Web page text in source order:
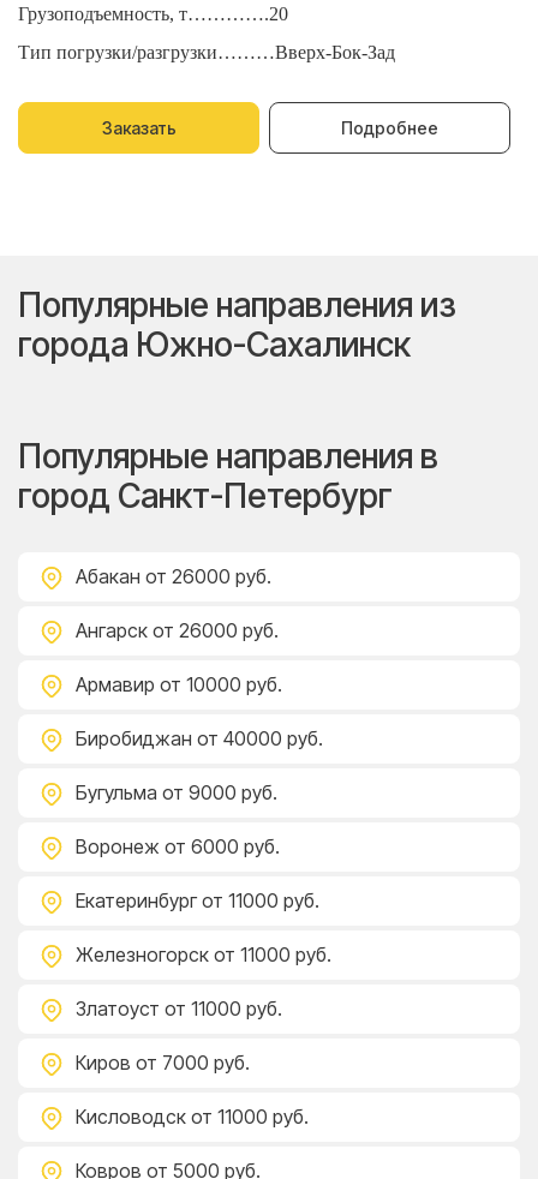
Грузоподъемность, т………….20
Тип погрузки/разгрузки………Вверх-Бок-Зад
Заказать Подробнее
Популярные направления из
города Южно-Сахалинск
Популярные направления в
город Санкт-Петербург
Абакан от 26000 руб.
Ангарск от 26000 руб.
Армавир от 10000 руб.
Биробиджан от 40000 руб.
Бугульма от 9000 руб.
Воронеж от 6000 руб.
Екатеринбург от 11000 руб.
Железногорск от 11000 руб.
Златоуст от 11000 руб.
Киров от 7000 руб.
Кисловодск от 11000 руб.
Ковров от 5000 руб.